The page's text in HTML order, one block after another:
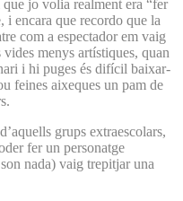
jo volia realment era “fer
i encara que recordo que la
com a espectador em vaig
menys artístiques, quan
i hi puges és difícil baixar-
feines aixeques un pam de
grups extraescolars,
fer un personatge
nada) vaig trepitjar una